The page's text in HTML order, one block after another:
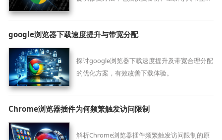
google浏览器下载速度提升与带宽分配
探讨google浏览器下载速度提升及带宽合理分配
的优化方案，有效改善下载体验。
Chrome浏览器插件为何频繁触发访问限制
解析Chrome浏览器插件频繁触发访问限制的原